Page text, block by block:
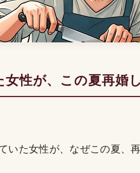
女性が、この夏再婚
いた女性が、なぜこの夏、